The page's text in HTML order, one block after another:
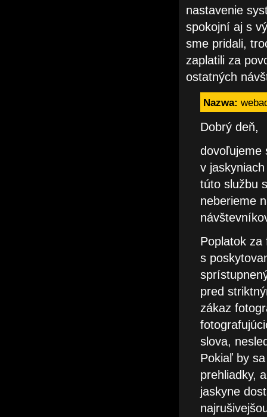
nastavenie
spokojní aj s
sme pridali,
zaplatili za
ostatných
Nazwa:
Dobrý deň,
dovoľujeme
v
túto službu
neberieme
Poplatok za
s
pred
zákaz
slova,
Pokiaľ by
prehliadky,
jaskyne